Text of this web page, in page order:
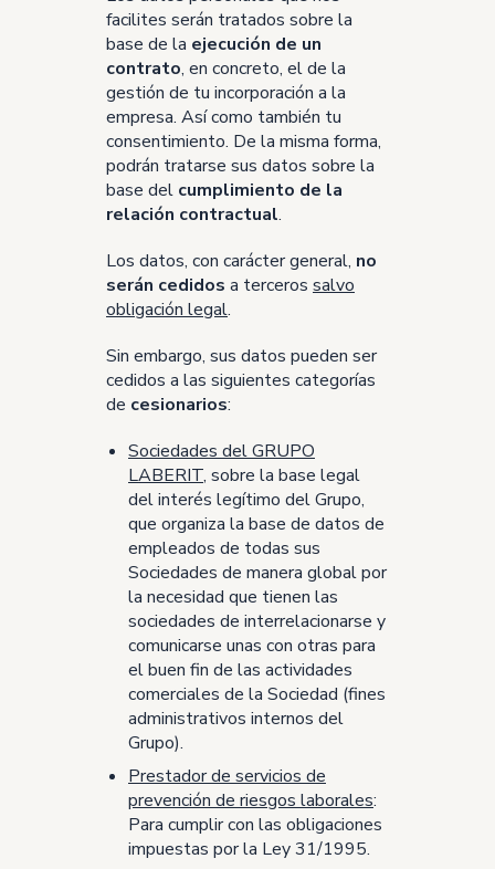
facilites serán tratados sobre la
base de la ejecución de un
contrato, en concreto, el de la
gestión de tu incorporación a la
empresa. Así como también tu
consentimiento. De la misma forma,
podrán tratarse sus datos sobre la
base del cumplimiento de la
relación contractual.
Los datos, con carácter general, no
serán cedidos a terceros salvo
obligación legal.
Sin embargo, sus datos pueden ser
cedidos a las siguientes categorías
de cesionarios:
Sociedades del GRUPO
LABERIT, sobre la base legal
del interés legítimo del Grupo,
que organiza la base de datos de
empleados de todas sus
Sociedades de manera global por
la necesidad que tienen las
sociedades de interrelacionarse y
comunicarse unas con otras para
el buen fin de las actividades
comerciales de la Sociedad (fines
administrativos internos del
Grupo).
Prestador de servicios de
prevención de riesgos laborales:
Para cumplir con las obligaciones
impuestas por la Ley 31/1995.